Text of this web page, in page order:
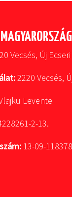
Vecsés, Új
2220 Vecsés,
Levente
2-13.
13-09-118378